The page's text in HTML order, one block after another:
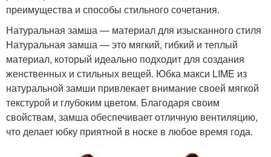
преимущества и способы стильного сочетания.
Натуральная замша — материал для изысканного стиля
Натуральная замша — это мягкий, гибкий и теплый
материал, который идеально подходит для создания
женственных и стильных вещей. Юбка макси LIME из
натуральной замши привлекает внимание своей мягкой
текстурой и глубоким цветом. Благодаря своим
свойствам, замша обеспечивает отличную вентиляцию,
что делает юбку приятной в носке в любое время года.